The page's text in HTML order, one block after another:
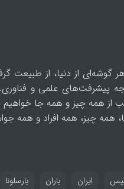
از دنیا، از طبیعت
پیشرفت‌های علمی و
از همه چیز و همه جا
چیز، همه افراد و همه
ایران باران بارسلونا